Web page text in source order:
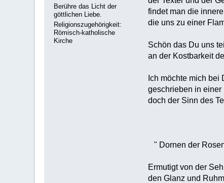
Berühre das Licht der
göttlichen Liebe.
Religionszugehörigkeit:
Römisch-katholische
Kirche
findet man die
die uns zu einer
Schön das Du uns
an der Kostbarkeit
Ich möchte mich bei
geschrieben in einer
doch der Sinn des
" Dornen der
Ermutigt von der
den Glanz und